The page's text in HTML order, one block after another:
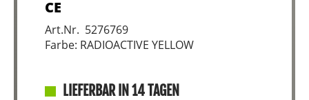
CE
Art.Nr. 5276769
Farbe: RADIOACTIVE YELLOW
LIEFERBAR IN 14 TAGEN